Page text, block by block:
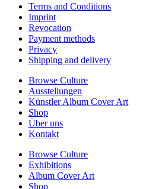
Terms and Conditions
Imprint
Revocation
Payment methods
Privacy
Shipping and delivery
Browse Culture
Ausstellungen
Künstler Album Cover Art
Shop
Über uns
Kontakt
Browse Culture
Exhibitions
Album Cover Art
Shop